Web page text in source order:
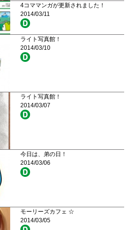
4コママンガが更新されました！
2014/03/11
ライト写真館！
2014/03/10
ライト写真館！
2014/03/07
今日は、弟の日！
2014/03/06
モーリーズカフェ ☆
2014/03/05